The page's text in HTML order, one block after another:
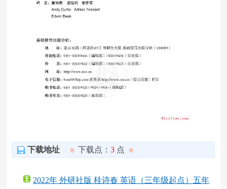
下载地址 下载点：3 点
2022年 外研社版 桂诗春 英语（三年级起点）五年